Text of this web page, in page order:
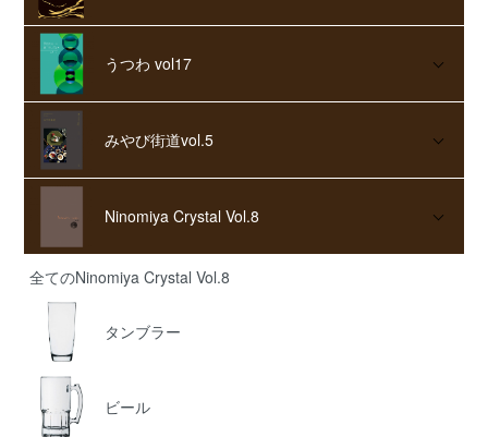
うつわ vol17
みやび街道vol.5
Ninomiya Crystal Vol.8
全てのNinomiya Crystal Vol.8
タンブラー
ビール